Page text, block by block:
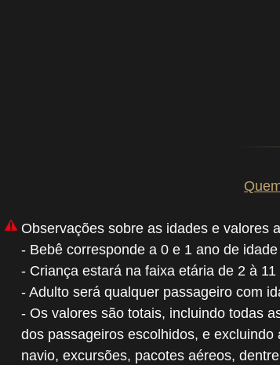
Observações sobre as idades e valores
- Bebê corresponde a 0 e 1 ano de
- Criança estará na faixa etária de 2 à
- Adulto será qualquer passageiro com
- Os valores são totais, incluindo todas
dos passageiros escolhidos, e
navio, excursões, pacotes aéreos,